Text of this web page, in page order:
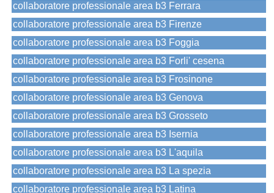
collaboratore professionale area b3 Ferrara
collaboratore professionale area b3 Firenze
collaboratore professionale area b3 Foggia
collaboratore professionale area b3 Forli' cesena
collaboratore professionale area b3 Frosinone
collaboratore professionale area b3 Genova
collaboratore professionale area b3 Grosseto
collaboratore professionale area b3 Isernia
collaboratore professionale area b3 L'aquila
collaboratore professionale area b3 La spezia
collaboratore professionale area b3 Latina